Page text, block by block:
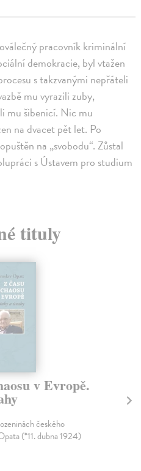
pracovník kriminální
demokracie, byl vtažen
s takzvanými nepřáteli
mu vyrazili zuby,
mu šibenicí. Nic mu
na dvacet pět let. Po
na „svobodu“. Zůstal
s Ústavem pro studium
tituly
v Evropě.
českého
(*11. dubna 1924)